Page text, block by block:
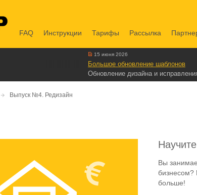
FAQ Инструкции Тарифы Рассылка
15 июня 2026
Большое обновление шаблонов
Обновление дизайна и
Выпуск №4. Редизайн
Вы
бизнесом?
больше!